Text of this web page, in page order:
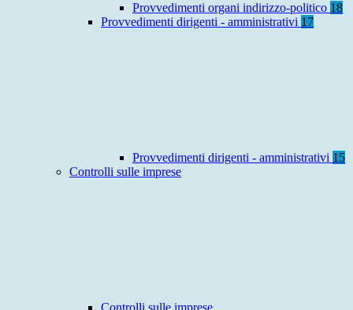
Provvedimenti organi indirizzo-politico 18
Provvedimenti dirigenti - amministrativi 17
Provvedimenti dirigenti - amministrativi 15
Controlli sulle imprese